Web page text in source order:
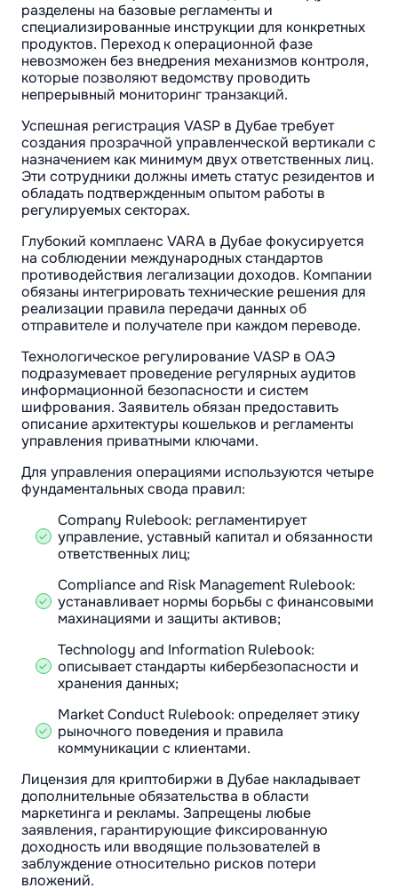
разделены на базовые регламенты и
специализированные инструкции для конкретных
продуктов. Переход к операционной фазе
невозможен без внедрения механизмов контроля,
которые позволяют ведомству проводить
непрерывный мониторинг транзакций.
Успешная регистрация VASP в Дубае требует
создания прозрачной управленческой вертикали с
назначением как минимум двух ответственных лиц.
Эти сотрудники должны иметь статус резидентов и
обладать подтвержденным опытом работы в
регулируемых секторах.
Глубокий комплаенс VARA в Дубае фокусируется
на соблюдении международных стандартов
противодействия легализации доходов. Компании
обязаны интегрировать технические решения для
реализации правила передачи данных об
отправителе и получателе при каждом переводе.
Технологическое регулирование VASP в ОАЭ
подразумевает проведение регулярных аудитов
информационной безопасности и систем
шифрования. Заявитель обязан предоставить
описание архитектуры кошельков и регламенты
управления приватными ключами.
Для управления операциями используются четыре
фундаментальных свода правил:
Company Rulebook: регламентирует
управление, уставный капитал и обязанности
ответственных лиц;
Compliance and Risk Management Rulebook:
устанавливает нормы борьбы с финансовыми
махинациями и защиты активов;
Technology and Information Rulebook:
описывает стандарты кибербезопасности и
хранения данных;
Market Conduct Rulebook: определяет этику
рыночного поведения и правила
коммуникации с клиентами.
Лицензия для криптобиржи в Дубае накладывает
дополнительные обязательства в области
маркетинга и рекламы. Запрещены любые
заявления, гарантирующие фиксированную
доходность или вводящие пользователей в
заблуждение относительно рисков потери
вложений.